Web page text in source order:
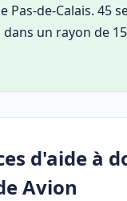
Pas-de-Calais. 45
un rayon de
d'aide à
Avion